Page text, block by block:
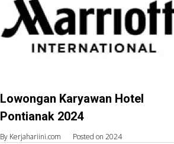
Lowongan Karyawan Hotel
Pontianak 2024
By Kerjahariini.com Posted on 2024